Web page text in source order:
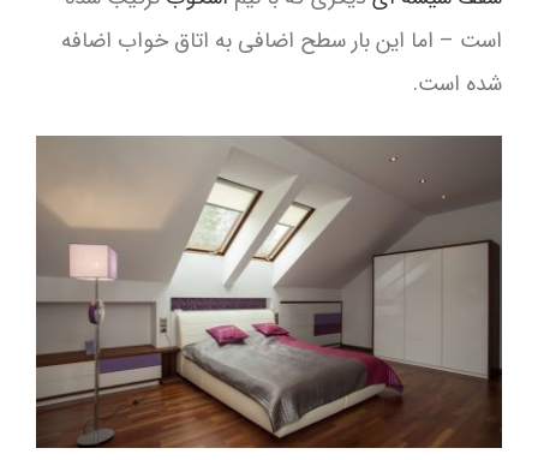
است – اما این بار سطح اضافی به اتاق خواب اضافه
شده است.